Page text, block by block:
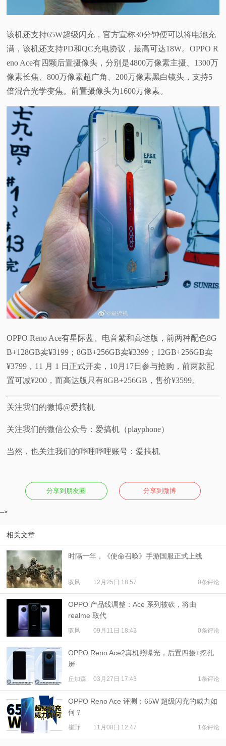
该机还支持65W超级闪充，官方宣称30分钟便可以将电池充
满，该机还支持PD和QC充电协议，最高可达18W。OPPO R
eno Ace有四颗后置摄像头，分别是4800万像素主摄、1300万
像素长焦、800万像素超广角、200万像素黑白镜头，支持5
倍混合光学变焦。前置摄像头为1600万像素。
OPPO Reno Ace有星际蓝、电音紫和高达版，前两种配色8G
B+128GB卖¥3199；8GB+256GB卖¥3399；12GB+256GB卖
¥3799，11 月 1 日正式开卖，10月17日参与抢购，前两款配
置可减¥200，而高达版只有8GB+256GB，售价¥3599。
关注我们的微博@爱搞机
关注我们的微信公众号：爱搞机（playphone）
当然，也关注我们的哔哩哔哩账号：爱搞机
分享到朋友圈 分享到微博
-->
相关文章
时隔一年，《使命召唤》手游国服正式上线
驭风 12月25日 18:57 0条评论
OPPO 产品线调整：Ace 系列被砍，将由
realme 取代
驭风 09月11日 18:42 0条评论
OPPO Reno Ace2真机照曝光，后置四摄+挖孔
屏
丘加森 03月27日 17:43 1条评论
OPPO Reno Ace 评测：65W 超级闪充的威力如
何？
崔野 11月08日 12:47 1条评论